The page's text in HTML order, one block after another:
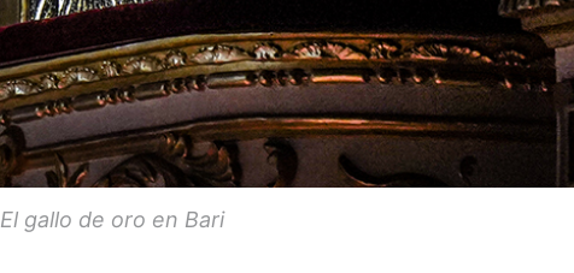
El gallo de oro en Bari